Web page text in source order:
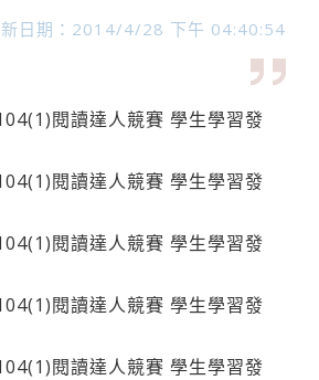
日期：2014/4/28 下午 04:40:54
閱讀達人競賽 學生學習發
閱讀達人競賽 學生學習發
閱讀達人競賽 學生學習發
閱讀達人競賽 學生學習發
閱讀達人競賽 學生學習發